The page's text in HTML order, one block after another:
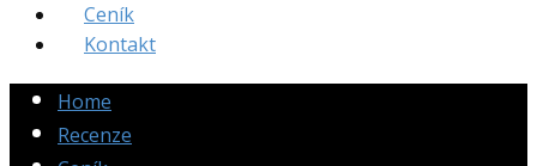
Ceník
Kontakt
Home
Recenze